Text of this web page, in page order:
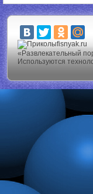
fisnyak.ru
«Развлекательный
Используются